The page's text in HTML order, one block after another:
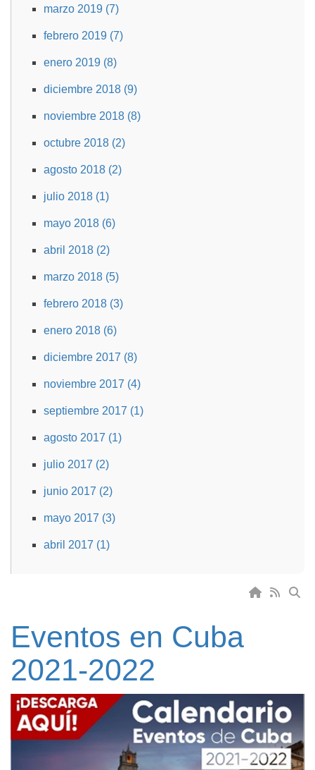
marzo 2019 (7)
febrero 2019 (7)
enero 2019 (8)
diciembre 2018 (9)
noviembre 2018 (8)
octubre 2018 (2)
agosto 2018 (2)
julio 2018 (1)
mayo 2018 (6)
abril 2018 (2)
marzo 2018 (5)
febrero 2018 (3)
enero 2018 (6)
diciembre 2017 (8)
noviembre 2017 (4)
septiembre 2017 (1)
agosto 2017 (1)
julio 2017 (2)
junio 2017 (2)
mayo 2017 (3)
abril 2017 (1)
Eventos en Cuba
2021-2022